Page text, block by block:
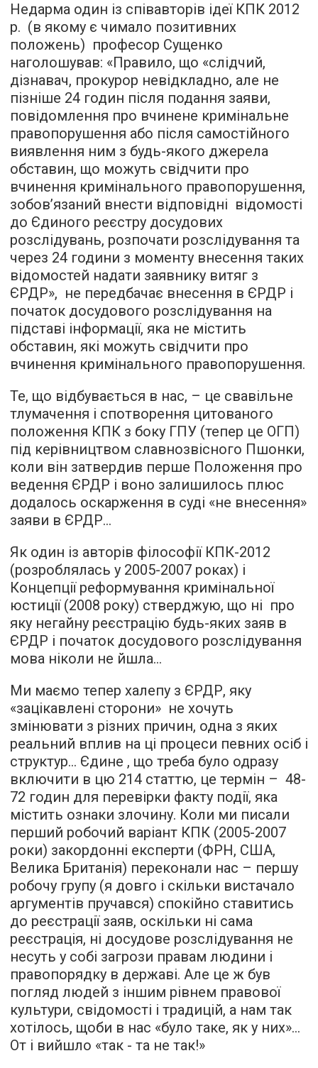
Недарма один із співавторів ідеї КПК 2012
р. (в якому є чимало позитивних
положень) професор Сущенко
наголошував: «Правило, що «слідчий,
дізнавач, прокурор невідкладно, але не
пізніше 24 годин після подання заяви,
повідомлення про вчинене кримінальне
правопорушення або після самостійного
виявлення ним з будь-якого джерела
обставин, що можуть свідчити про
вчинення кримінального правопорушення,
зобов’язаний внести відповідні відомості
до Єдиного реєстру досудових
розслідувань, розпочати розслідування та
через 24 години з моменту внесення таких
відомостей надати заявнику витяг з
ЄРДР», не передбачає внесення в ЄРДР і
початок досудового розслідування на
підставі інформації, яка не містить
обставин, які можуть свідчити про
вчинення кримінального правопорушення.
Те, що відбувається в нас, – це свавільне
тлумачення і спотворення цитованого
положення КПК з боку ГПУ (тепер це ОГП)
під керівництвом славнозвісного Пшонки,
коли він затвердив перше Положення про
ведення ЄРДР і воно залишилось плюс
додалось оскарження в суді «не внесення»
заяви в ЄРДР...
Як один із авторів філософії КПК-2012
(розроблялась у 2005-2007 роках) і
Концепції реформування кримінальної
юстиції (2008 року) стверджую, що ні про
яку негайну реєстрацію будь-яких заяв в
ЄРДР і початок досудового розслідування
мова ніколи не йшла…
Ми маємо тепер халепу з ЄРДР, яку
«зацікавлені сторони» не хочуть
змінювати з різних причин, одна з яких
реальний вплив на ці процеси певних осіб і
структур... Єдине , що треба було одразу
включити в цю 214 статтю, це термін – 48-
72 годин для перевірки факту події, яка
містить ознаки злочину. Коли ми писали
перший робочий варіант КПК (2005-2007
роки) закордонні експерти (ФРН, США,
Велика Британія) переконали нас – першу
робочу групу (я довго і скільки вистачало
аргументів пручався) спокійно ставитись
до реєстрації заяв, оскільки ні сама
реєстрація, ні досудове розслідування не
несуть у собі загрози правам людини і
правопорядку в державі. Але це ж був
погляд людей з іншим рівнем правової
культури, свідомості і традицій, а нам так
хотілось, щоби в нас «було таке, як у них»...
От і вийшло «так - та не так!»